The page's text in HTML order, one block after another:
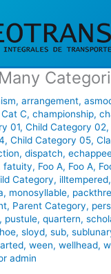
, arrangement,
Cat C, championship,
01, Child Category 02,
, Child Category 05,
, dispatch,
fatuity, Foo A, Foo A,
Category, illtempered,
, monosyllable,
, Parent Category,
, pustule, quartern,
, sloyd, sub,
, ween, wellhead,
admin